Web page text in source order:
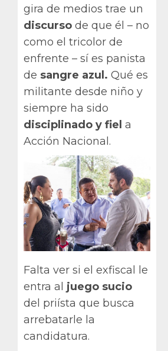
gira de medios trae un
discurso de que él – no
como el tricolor de
enfrente – sí es panista
de sangre azul. Qué es
militante desde niño y
siempre ha sido
disciplinado y fiel a
Acción Nacional.
Falta ver si el exfiscal le
entra al juego sucio
del priísta que busca
arrebatarle la
candidatura.